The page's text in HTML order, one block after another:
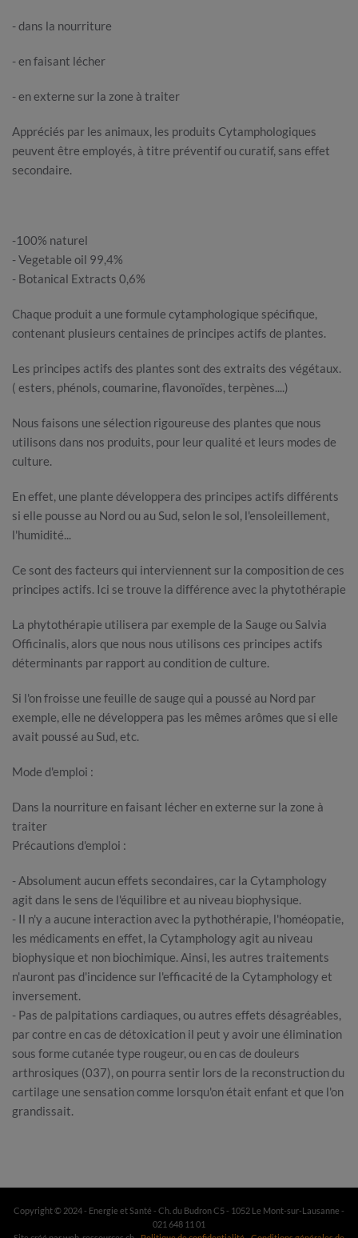
- dans la nourriture
- en faisant lécher
- en externe sur la zone à traiter
Appréciés par les animaux, les produits Cytamphologiques
peuvent être employés, à titre préventif ou curatif, sans effet
secondaire.
-100% naturel
- Vegetable oil 99,4%
- Botanical Extracts 0,6%
Chaque produit a une formule cytamphologique spécifique,
contenant plusieurs centaines de principes actifs de plantes.
Les principes actifs des plantes sont des extraits des végétaux.
( esters, phénols, coumarine, flavonoïdes, terpènes....)
Nous faisons une sélection rigoureuse des plantes que nous
utilisons dans nos produits, pour leur qualité et leurs modes de
culture.
En effet, une plante développera des principes actifs différents
si elle pousse au Nord ou au Sud, selon le sol, l'ensoleillement,
l'humidité...
Ce sont des facteurs qui interviennent sur la composition de ces
principes actifs. Ici se trouve la différence avec la phytothérapie
La phytothérapie utilisera par exemple de la Sauge ou Salvia
Officinalis, alors que nous nous utilisons ces principes actifs
déterminants par rapport au condition de culture.
Si l'on froisse une feuille de sauge qui a poussé au Nord par
exemple, elle ne développera pas les mêmes arômes que si elle
avait poussé au Sud, etc.
Mode d'emploi :
Dans la nourriture en faisant lécher en externe sur la zone à
traiter
Précautions d'emploi :
- Absolument aucun effets secondaires, car la Cytamphology
agit dans le sens de l'équilibre et au niveau biophysique.
- Il n'y a aucune interaction avec la pythothérapie, l'homéopatie,
les médicaments en effet, la Cytamphology agit au niveau
biophysique et non biochimique. Ainsi, les autres traitements
n'auront pas d'incidence sur l'efficacité de la Cytamphology et
inversement.
- Pas de palpitations cardiaques, ou autres effets désagréables,
par contre en cas de détoxication il peut y avoir une élimination
sous forme cutanée type rougeur, ou en cas de douleurs
arthrosiques (037), on pourra sentir lors de la reconstruction du
cartilage une sensation comme lorsqu'on était enfant et que l'on
grandissait.
Copyright © 2024 - Energie et Santé - Ch. du Budron C5 - 1052 Le Mont-sur-Lausanne -
021 648 11 01